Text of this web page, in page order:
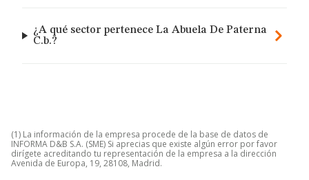
¿A qué sector pertenece La Abuela De Paterna
C.b.?
(1) La información de la empresa procede de la base de datos de
INFORMA D&B S.A. (SME) Si aprecias que existe algún error por favor
dirígete acreditando tu representación de la empresa a la dirección
Avenida de Europa, 19, 28108, Madrid.